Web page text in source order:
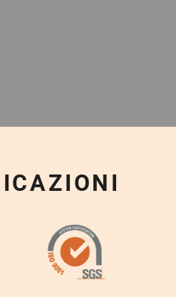
siamo
una società di doganalisti in